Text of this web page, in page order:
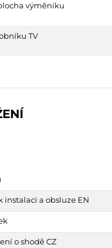
výměníku
TV
instalaci a obsluze EN
o shodě CZ